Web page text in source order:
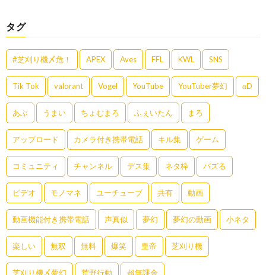
タグ
#芝刈り機〆危！ APEX Aves FFL KWL SNS
Tik Tok valorant Vogel YouTube YouTuber夢幻 αD
あぶ うまい ちょむまろ ふぇいたん まろ
アップロード カメラ付き携帯電話 キル集 ゲーム
コミュニティ チャンネル デス集 ネタ枠 バズる
ビデオ モノマネ ユーチューブ 共有 動画
動画機能付き携帯電話 声真似 夢幻 夢幻の動画 小ネタ
楽しい 無双 無料 爆笑 皇帝 芝刈り機
芝刈り機〆夢幻 荒野行動 超無課金